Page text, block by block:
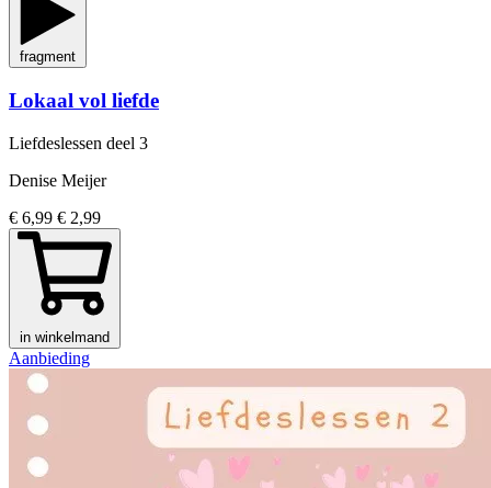
fragment
Lokaal vol liefde
Liefdeslessen deel 3
Denise Meijer
€ 6,99 € 2,99
in winkelmand
Aanbieding